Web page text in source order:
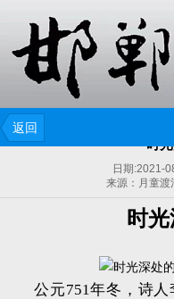
返回
时
日期:2021-
来源：月童
时
公元751年冬，诗